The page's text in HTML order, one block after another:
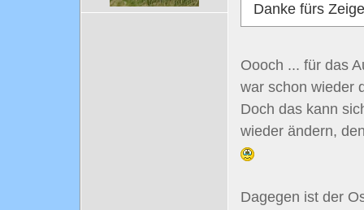
Danke fürs
Oooch ... für das
war schon wieder
Doch das kann
wieder ändern,
Dagegen ist der